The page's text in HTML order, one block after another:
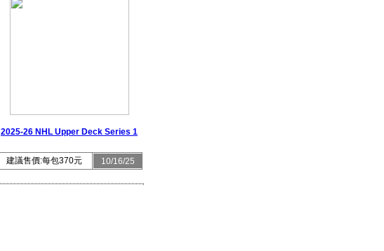
2025-26 NHL Upper Deck Series 1
建議售價:每包370元 10/16/25